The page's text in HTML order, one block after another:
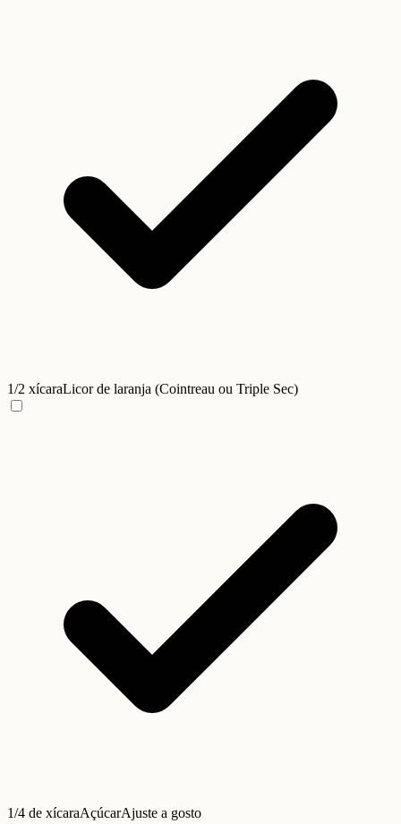
1/2 xícaraLicor de laranja (Cointreau ou Triple Sec)
1/4 de xícaraAçúcarAjuste a gosto